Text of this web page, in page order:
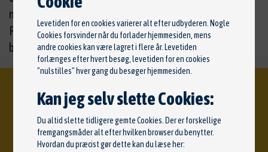
m.m.
Ring for mere information samt evt. tidsbestilling, eller
bestil en tid under'Servicebooking'
KONTAKT OS
Auto Service Hadsten
Levetiden for en cookies varierer alt efter udbyderen. Nogle
Cookies forsvinder når du forlader hjemmesiden, mens
andre cookies kan være lagret i flere år. Levetiden
forlænges efter hvert besøg, levetiden for en cookies
”nulstilles” hver gang du besøger hjemmesiden.
Kan jeg selv slette Cookies:
Du altid slette tidligere gemte Cookies. Der er forskellige
fremgangsmåder alt efter hvilken browser du benytter.
Hvordan du præcist gør dette kan du læse her: